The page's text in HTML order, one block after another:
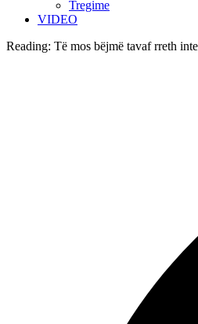
Tregime
VIDEO
Reading: Të mos bëjmë tavaf rreth